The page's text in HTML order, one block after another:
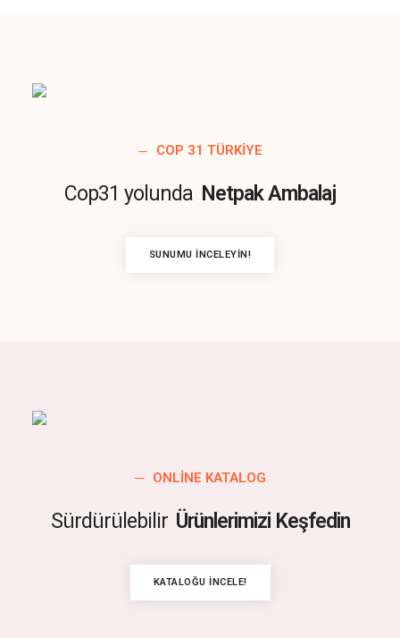
COP 31 TÜRKIYE
Cop31 yolunda Netpak Ambalaj
SUNUMU İNCELEYIN!
ONLINE KATALOG
Sürdürülebilir Ürünlerimizi Keşfedin
KATALOĞU İNCELE!